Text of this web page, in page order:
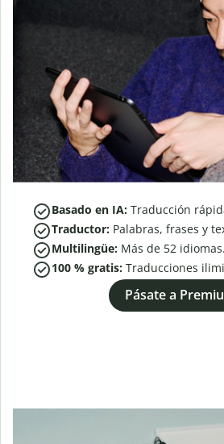
Basado en IA: Traducción
Traductor: Palabras, frases y
Multilingüe: Más de 52 idiomas.
100 % gratis: Traducciones
Pásate a